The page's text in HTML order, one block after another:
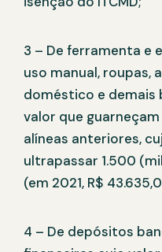
3 – De ferramenta e
uso manual, roupas,
doméstico e demais
valor que
alíneas anteriores,
ultrapassar 1.500
(em 2021, R$
4 – De depósitos